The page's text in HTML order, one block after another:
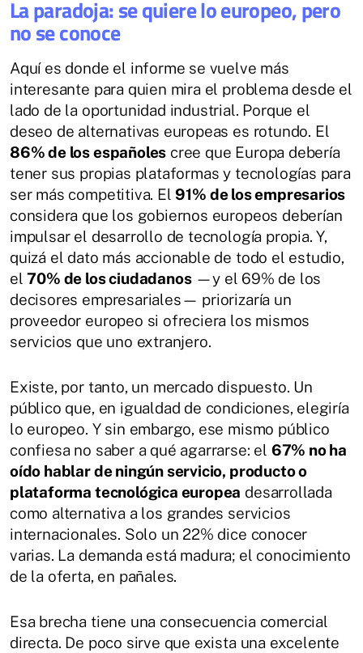
La paradoja: se quiere lo europeo, pero
no se conoce
Aquí es donde el informe se vuelve más
interesante para quien mira el problema desde el
lado de la oportunidad industrial. Porque el
deseo de alternativas europeas es rotundo. El
86% de los españoles cree que Europa debería
tener sus propias plataformas y tecnologías para
ser más competitiva. El 91% de los empresarios
considera que los gobiernos europeos deberían
impulsar el desarrollo de tecnología propia. Y,
quizá el dato más accionable de todo el estudio,
el70% de los ciudadanos—y el 69% de los
decisores empresariales— priorizaría un
proveedor europeo si ofreciera los mismos
servicios que uno extranjero.
Existe, por tanto, un mercado dispuesto. Un
público que, en igualdad de condiciones, elegiría
lo europeo. Y sin embargo, ese mismo público
confiesa no saber a qué agarrarse: el 67% no ha
oído hablar de ningún servicio, producto o
plataforma tecnológica europea desarrollada
como alternativa a los grandes servicios
internacionales. Solo un 22% dice conocer
varias. La demanda está madura; el conocimiento
de la oferta, en pañales.
Esa brecha tiene una consecuencia comercial
directa. De poco sirve que exista una excelente